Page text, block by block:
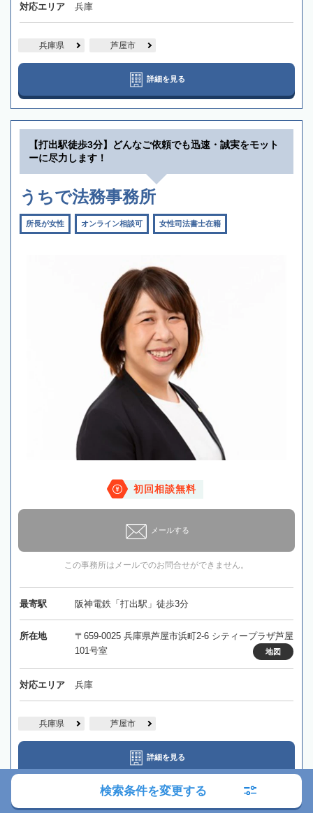
対応エリア 兵庫
兵庫県 芦屋市
詳細を見る
【打出駅徒歩3分】どんなご依頼でも迅速・誠実をモット
ーに尽力します！
うちで法務事務所
所長が女性 オンライン相談可 女性司法書士在籍
初回相談無料
メールする
この事務所はメールでのお問合せができません。
最寄駅 阪神電鉄「打出駅」徒歩3分
所在地
〒659-0025 兵庫県芦屋市浜町2-6 シティープラザ芦屋
101号室
地図
対応エリア 兵庫
兵庫県 芦屋市
詳細を見る
検索条件を変更する